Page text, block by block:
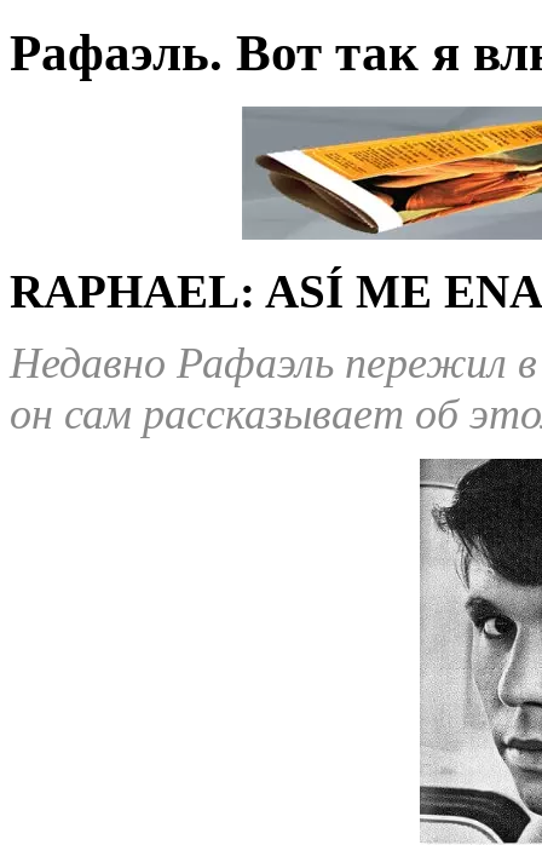
Рафаэль. Вот так я
RAPHAEL: ASÍ ME
Недавно Рафаэль пережил
он сам рассказывает об